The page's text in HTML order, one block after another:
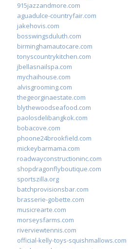
915jazzandmore.com
aguadulce-countryfair.com
jakehovis.com
bosswingsduluth.com
birminghamautocare.com
tonyscountrykitchen.com
jbellasnailspa.com
mychaihouse.com
alvisgrooming.com
thegeorginaestate.com
blythewoodseafood.com
paolosdelibangkok.com
bobacove.com
phoone24brookfield.com
mickeybarmama.com
roadwayconstructioninc.com
shopdragonflyboutique.com
sportszilla.org
batchprovisionsbar.com
brasserie-gobette.com
musicrearte.com
morseysfarms.com
riverviewtennis.com
official-kelly-toys-squishmallows.com